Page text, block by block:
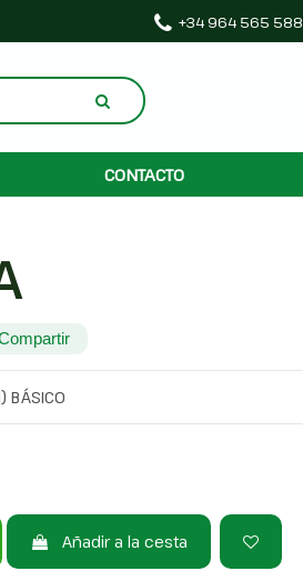
+34 964 565 588
CONTACTO
BÁSICO
Añadir a la cesta